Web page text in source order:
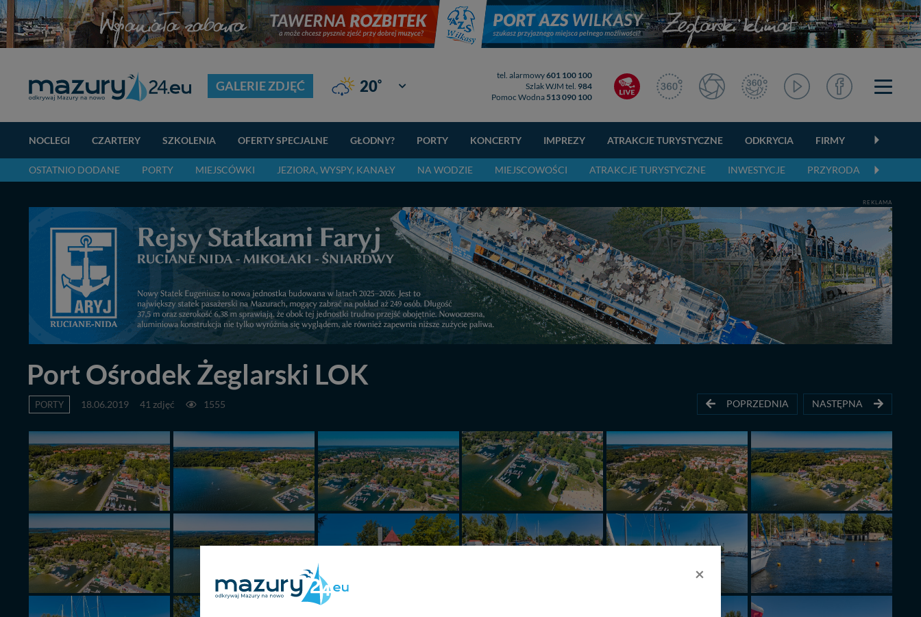
GALERIE ZDJĘĆ 20° Giżycko
tel. alarmowy601 100 100
Szlak WJM tel. 984
Pomoc Wodna 513 090 100
NOCLEGI CZARTERY SZKOLENIA OFERTY SPECJALNE GŁODNY? PORTY KONCERTY IMPREZY ATRAKCJE TURYSTYCZNE ODKRYCIA FIRMY
OSTATNIO DODANE PORTY MIEJSCÓWKI JEZIORA, WYSPY, KANAŁY NA WODZIE MIEJSCOWOŚCI ATRAKCJE TURYSTYCZNE INWESTYCJE PRZYRODA
REKLAMA
Port Ośrodek Żeglarski LOK
PORTY 18.06.2019 41 zdjęć 1555 POPRZEDNIA NASTĘPNA
×